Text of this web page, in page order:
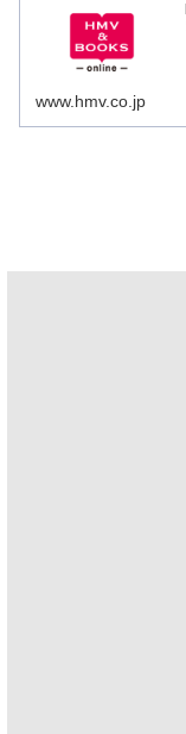
www.hmv.co.jp